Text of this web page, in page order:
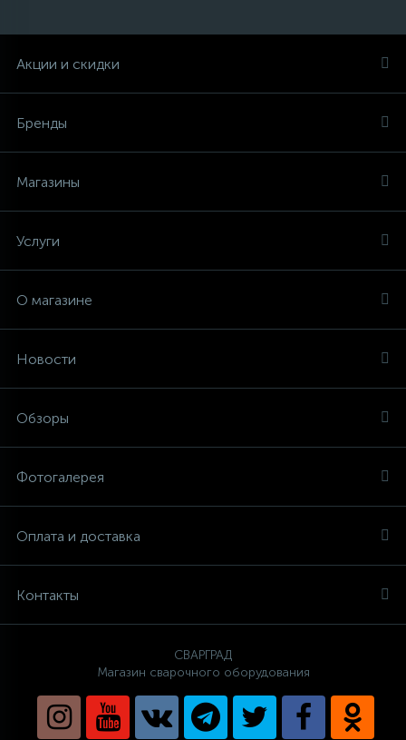
Акции и скидки
Бренды
Магазины
Услуги
О магазине
Новости
Обзоры
Фотогалерея
Оплата и доставка
Контакты
СВАРГРАД
Магазин сварочного оборудования